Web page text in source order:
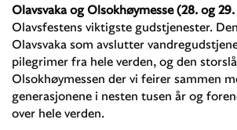
Olavsvaka og Olsokhøymesse (28. og
Olavsfestens viktigste gudstjenester.
Olavsvaka som avslutter
pilegrimer fra hele verden, og den
Olsokhøymessen der vi feirer sammen
generasjonene i nesten tusen år og
over hele verden.